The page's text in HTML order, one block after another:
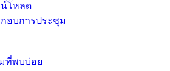
น์โหลด
กอบการประชุม
ที่พบบ่อย